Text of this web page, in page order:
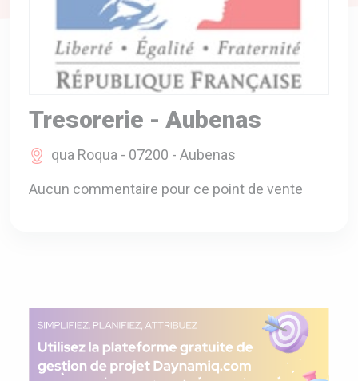
ENTREPRISE
ANIMAUX
CATALOGUES
Tresorerie - Aubenas
qua Roqua - 07200 - Aubenas
Aucun commentaire pour ce point de vente